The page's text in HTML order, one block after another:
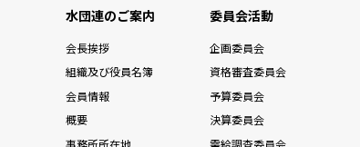
水団連のご案内
会長挨拶
組織及び役員名簿
会員情報
概要
事務所所在地
委員会活動
企画委員会
資格審査委員会
予算委員会
決算委員会
需給調査委員会